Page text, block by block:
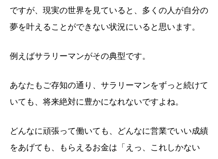
ですが、現実の世界を見ていると、多くの人が自分の
夢を叶えることができない状況にいると思います。
例えばサラリーマンがその典型です。
あなたもご存知の通り、サラリーマンをずっと続けて
いても、将来絶対に豊かになれないですよね。
どんなに頑張って働いても、どんなに営業でいい成績
をあげても、もらえるお金は「えっ、これしかない